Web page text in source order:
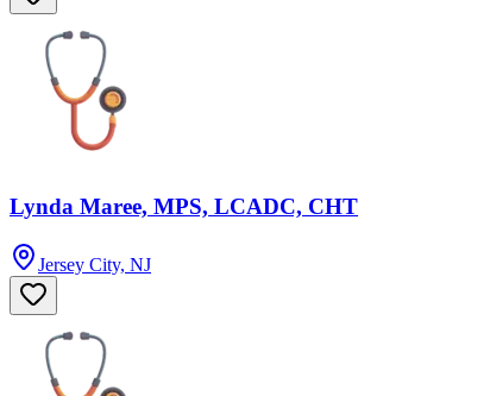
Lynda Maree, MPS, LCADC, CHT
Jersey City, NJ